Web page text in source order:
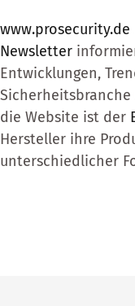
www.prosecurity.de
Newsletter
Entwicklungen,
die Website ist der
Hersteller ihre
unterschiedlicher